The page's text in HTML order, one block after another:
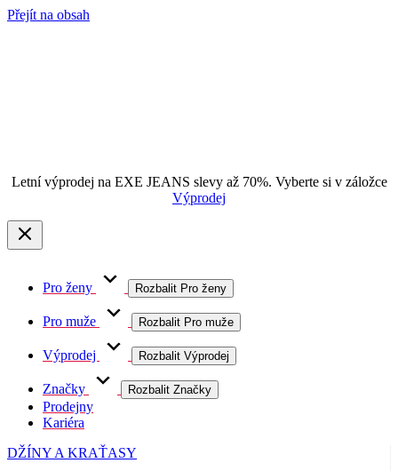
Přejít na obsah
Letní výprodej na EXE JEANS slevy až 70%. Vyberte si v záložce
Výprodej
Pro ženy Rozbalit Pro ženy
Pro muže Rozbalit Pro muže
Výprodej Rozbalit Výprodej
Značky Rozbalit Značky
Prodejny
Kariéra
DŽÍNY A KRAŤASY